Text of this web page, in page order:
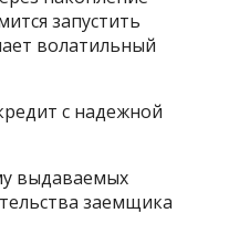
запустить
волатильный
с надежной
выдаваемых
заемщика